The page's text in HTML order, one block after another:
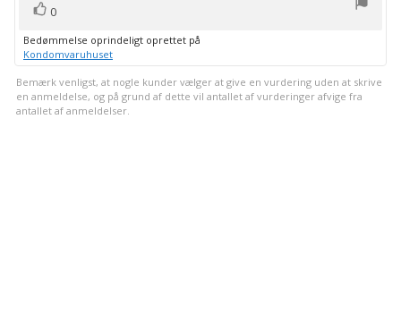
Stem
op
0
Bedømmelse oprindeligt oprettet på
Kondomvaruhuset
Bemærk venligst, at nogle kunder vælger at give en vurdering uden at skrive
en anmeldelse, og på grund af dette vil antallet af vurderinger afvige fra
antallet af anmeldelser.